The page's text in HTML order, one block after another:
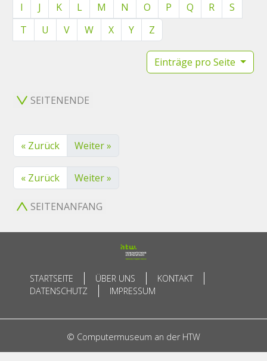
I
J K L M N O P Q R
S
T
U V W X Y Z
Einträge pro Seite
SEITENENDE
« Zurück Weiter »
« Zurück Weiter »
SEITENANFANG
STARTSEITE ÜBER UNS
KONTAKT
DATENSCHUTZ
IMPRESSUM
© Computermuseum an der HTW